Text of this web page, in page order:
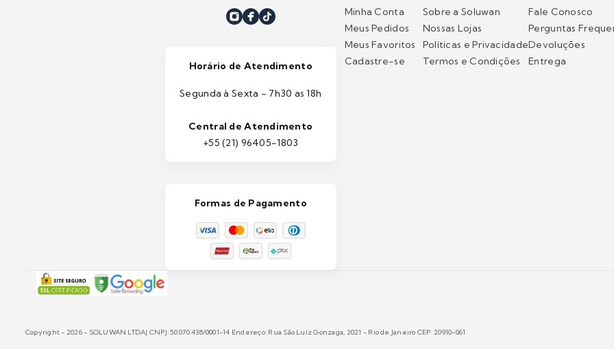
Horário de Atendimento
Segunda à Sexta - 7h30 as 18h
Central de Atendimento
+55 (21) 96405-1803
Formas de Pagamento
Minha Conta
Meus Pedidos
Meus Favoritos
Cadastre-se
Sobre a Soluwan
Nossas Lojas
Políticas e Privacidade
Termos e Condições
Fale Conosco
Perguntas
Devoluções
Entrega
Copyright - 2026 - SOLUWAN LTDA| CNPJ: 50.070.438/0001-14 Endereço: Rua São Luiz Gonzaga, 2021 - Rio de Janeiro CEP: 20910-061